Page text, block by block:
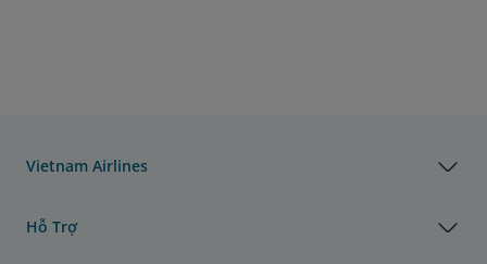
Vietnam Airlines
Hỗ Trợ